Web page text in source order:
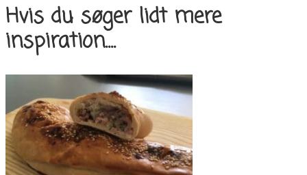
Hvis du søger lidt mere
inspiration....